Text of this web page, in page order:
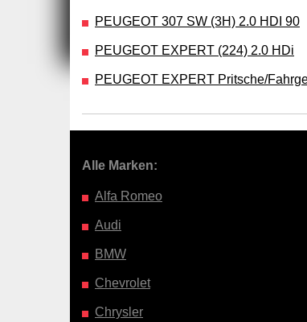
PEUGEOT 307 SW (3H) 2.0 HDI 90
PEUGEOT EXPERT (224) 2.0 HDi
PEUGEOT EXPERT Pritsche/
Alle Marken:
Alfa Romeo
Audi
BMW
Chevrolet
Chrysler